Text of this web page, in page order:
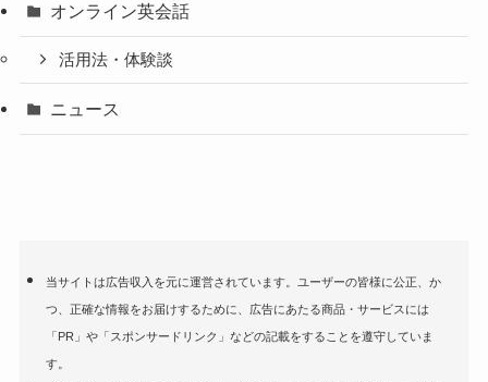
オンライン英会話
活用法・体験談
ニュース
当サイトは広告収入を元に運営されています。ユーザーの皆様に公正、か
つ、正確な情報をお届けするために、広告にあたる商品・サービスには
「PR」や「スポンサードリンク」などの記載をすることを遵守していま
す。